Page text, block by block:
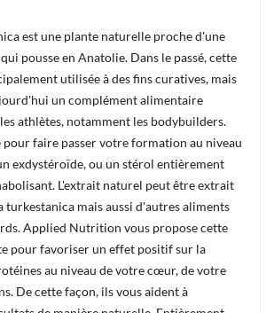
est une plante naturelle proche d'une
pousse en Anatolie. Dans le passé, cette
utilisée à des fins curatives, mais
un complément alimentaire
athlètes, notamment les bodybuilders.
pour faire passer votre formation au niveau
exdystéroïde, ou un stérol entièrement
L'extrait naturel peut être extrait
turkestanica mais aussi d'autres aliments
Applied Nutrition vous propose cette
pour favoriser un effet positif sur la
au niveau de votre cœur, de votre
De cette façon, ils vous aident à